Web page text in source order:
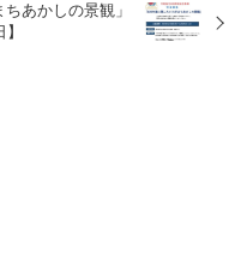
あかしの景観」